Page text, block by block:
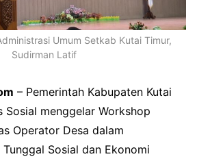
Umum Setkab Kutai Timur,
Sudirman Latif
– Pemerintah Kabupaten Kutai
Sosial menggelar Workshop
Operator Desa dalam
Sosial dan Ekonomi